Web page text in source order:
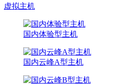
虚拟主机
国内体验型主机
国内云峰A型主机